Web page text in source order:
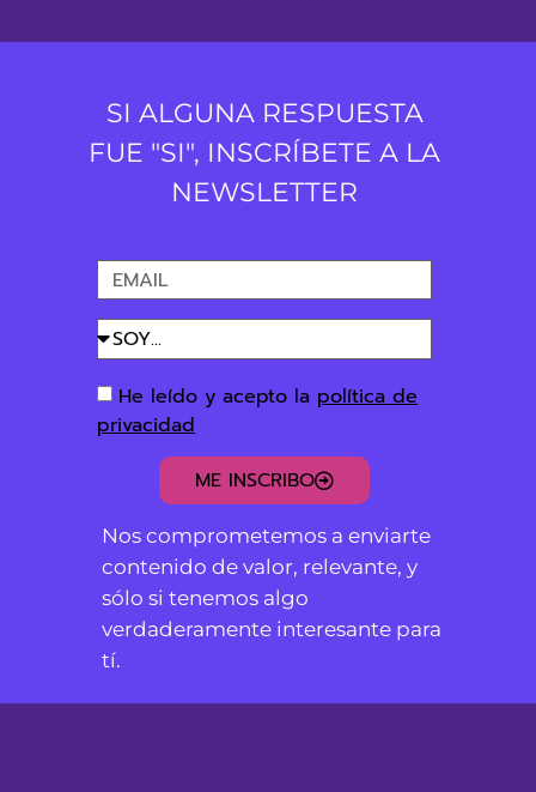
SI ALGUNA RESPUESTA
FUE "SI", INSCRÍBETE A LA
NEWSLETTER
He leído y acepto la política de
privacidad
ME INSCRIBO
Nos comprometemos a enviarte
contenido de valor, relevante, y
sólo si tenemos algo
verdaderamente interesante para
tí.